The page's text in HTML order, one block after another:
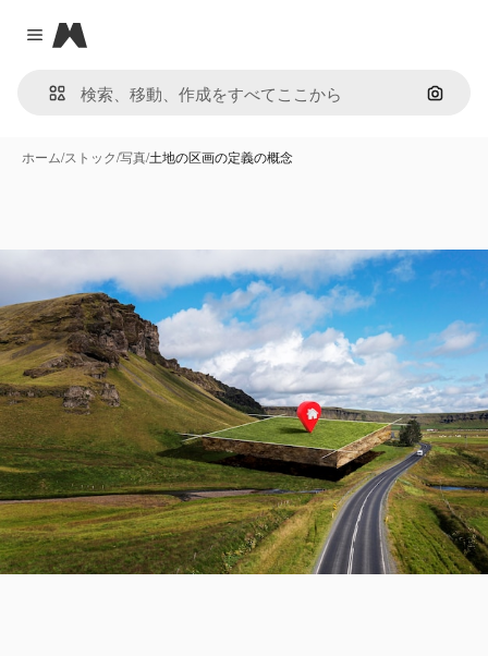
Close menu
Magnific
画像で
ホーム/ストック/写真/土地の区画の定義の概念